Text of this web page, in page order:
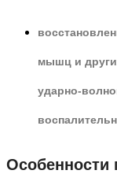
мышц и
ударно-
Особенности